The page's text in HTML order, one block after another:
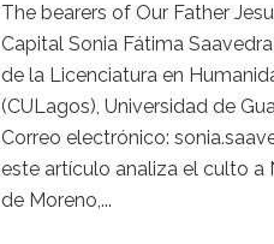
The bearers of Our Father
Capital Sonia Fátima
de la Licenciatura en
(CULagos), Universidad de
Correo electrónico:
este artículo analiza el culto a
de Moreno,...